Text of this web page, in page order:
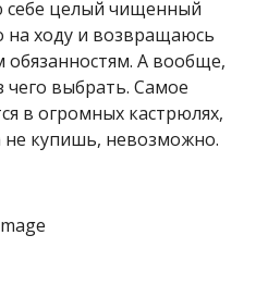
целый чищенный
на ходу и возвращаюсь
А вообще,
чего выбрать. Самое
в огромных кастрюлях,
не купишь, невозможно.